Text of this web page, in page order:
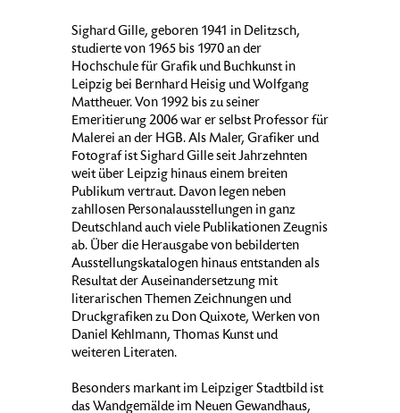
Sighard Gille, geboren 1941 in Delitzsch,
studierte von 1965 bis 1970 an der
Hochschule für Grafik und Buchkunst in
Leipzig bei Bernhard Heisig und Wolfgang
Mattheuer. Von 1992 bis zu seiner
Emeritierung 2006 war er selbst Professor für
Malerei an der HGB. Als Maler, Grafiker und
Fotograf ist Sighard Gille seit Jahrzehnten
weit über Leipzig hinaus einem breiten
Publikum vertraut. Davon legen neben
zahllosen Personalausstellungen in ganz
Deutschland auch viele Publikationen Zeugnis
ab. Über die Herausgabe von bebilderten
Ausstellungskatalogen hinaus entstanden als
Resultat der Auseinandersetzung mit
literarischen Themen Zeichnungen und
Druckgrafiken zu Don Quixote, Werken von
Daniel Kehlmann, Thomas Kunst und
weiteren Literaten.
Besonders markant im Leipziger Stadtbild ist
das Wandgemälde im Neuen Gewandhaus,